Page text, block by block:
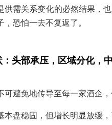
供需关系变化的必然结果，
恐怕一去不复返了。
头部承压，区域分化，
可避免地传导至每一家酒企
本盘稳固，但增长明显放缓，